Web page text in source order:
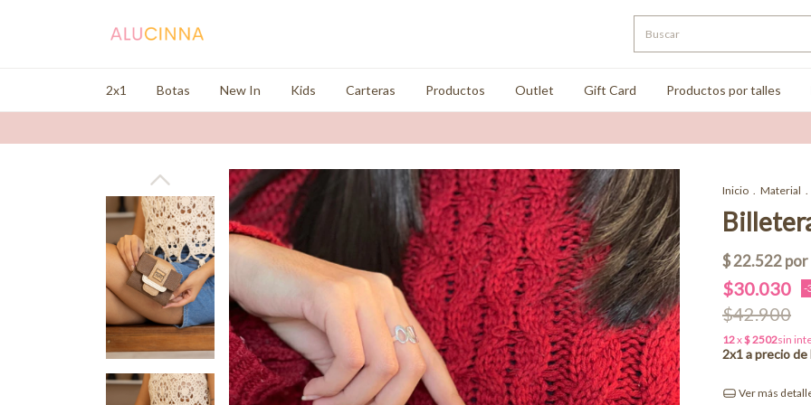
2x1 Botas New In Kids Carteras Productos Outlet Gift Card Productos por talles
Inicio . Material .
$30.030 -
$42.900
Ver más